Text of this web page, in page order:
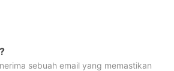
sebuah email yang memastikan